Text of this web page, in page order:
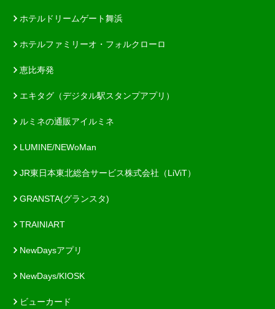
ホテルドリームゲート舞浜
ホテルファミリーオ・フォルクローロ
恵比寿発
エキタグ（デジタル駅スタンプアプリ）
ルミネの通販アイルミネ
LUMINE/NEWoMan
JR東日本東北総合サービス株式会社（LiViT）
GRANSTA(グランスタ)
TRAINIART
NewDaysアプリ
NewDays/KIOSK
ビューカード